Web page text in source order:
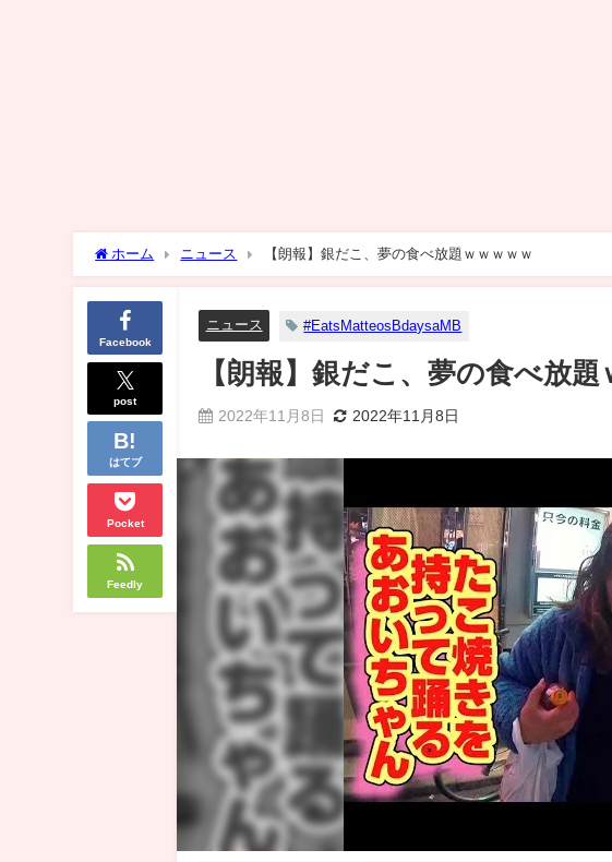
ホーム ニュース 【朗報】銀だこ、夢の食べ放題ｗｗｗｗｗ
Facebook
post
はてブ
Pocket
Feedly
ニュース #EatsMatteosBdaysaMB
【朗報】銀だこ、夢の食べ放題
2022年11月8日 2022年11月8日